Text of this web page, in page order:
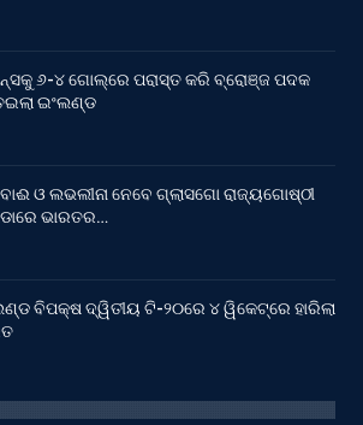
୬-୪ ଗୋଲ୍‌ରେ ପରାସ୍ତ କରି ବ୍ରୋଞ୍ଜ ପଦକ
ଇଂଲଣ୍ଡ
ଓ ଲଭଲୀନା ନେବେ ଗ୍ଲାସଗୋ ରାଜ୍ୟଗୋଷ୍ଠୀ
ଭାରତର…
ବିପକ୍ଷ ଦ୍ୱିତୀୟ ଟି-୨୦ରେ ୪ ୱିକେଟ୍‌ରେ ହାରିଲା